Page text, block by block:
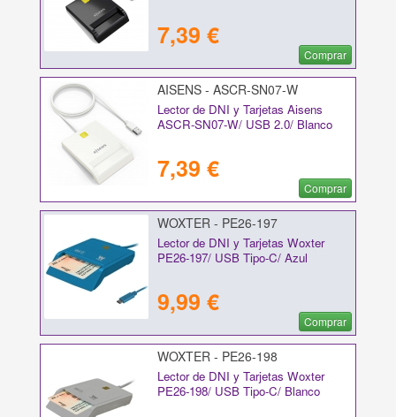
7,39 €
Comprar
AISENS - ASCR-SN07-W
Lector de DNI y Tarjetas Aisens
ASCR-SN07-W/ USB 2.0/ Blanco
7,39 €
Comprar
WOXTER - PE26-197
Lector de DNI y Tarjetas Woxter
PE26-197/ USB Tipo-C/ Azul
9,99 €
Comprar
WOXTER - PE26-198
Lector de DNI y Tarjetas Woxter
PE26-198/ USB Tipo-C/ Blanco